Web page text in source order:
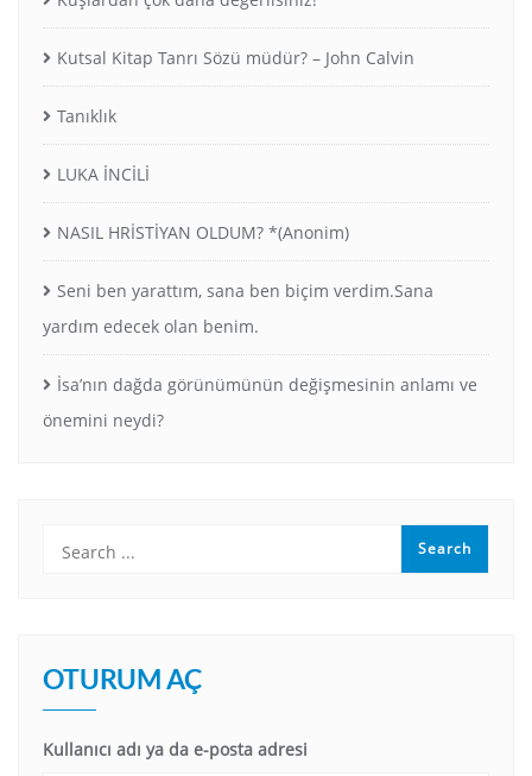
Kutsal Kitap Tanrı Sözü müdür? – John Calvin
Tanıklık
LUKA İNCİLİ
NASIL HRİSTİYAN OLDUM? *(Anonim)
Seni ben yarattım, sana ben biçim verdim.Sana
yardım edecek olan benim.
İsa’nın dağda görünümünün değişmesinin anlamı ve
önemini neydi?
OTURUM AÇ
Kullanıcı adı ya da e-posta adresi